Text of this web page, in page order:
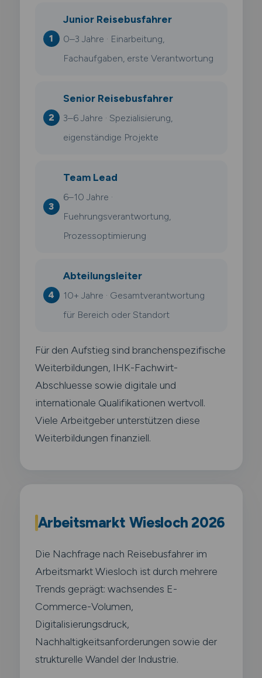
Junior Reisebusfahrer
0–3 Jahre · Einarbeitung,
Fachaufgaben, erste Verantwortung
Senior Reisebusfahrer
3–6 Jahre · Spezialisierung,
eigenständige Projekte
Team Lead
6–10 Jahre ·
Fuehrungsverantwortung,
Prozessoptimierung
Abteilungsleiter
10+ Jahre · Gesamtverantwortung
für Bereich oder Standort
Für den Aufstieg sind branchenspezifische
Weiterbildungen, IHK-Fachwirt-
Abschluesse sowie digitale und
internationale Qualifikationen wertvoll.
Viele Arbeitgeber unterstützen diese
Weiterbildungen finanziell.
Arbeitsmarkt Wiesloch 2026
Die Nachfrage nach Reisebusfahrer im
Arbeitsmarkt Wiesloch ist durch mehrere
Trends geprägt: wachsendes E-
Commerce-Volumen,
Digitalisierungsdruck,
Nachhaltigkeitsanforderungen sowie der
strukturelle Wandel der Industrie.